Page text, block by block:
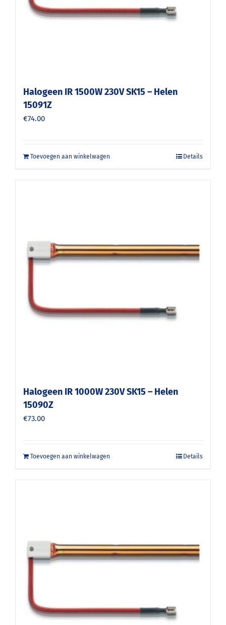
Halogeen IR 1500W 230V SK15 – Helen
15091Z
€74.00
Toevoegen aan winkelwagen Details
Halogeen IR 1000W 230V SK15 – Helen
15090Z
€73.00
Toevoegen aan winkelwagen Details